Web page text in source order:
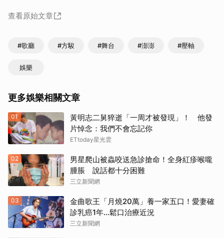
查看原始文章
#歌廳 #方駿 #舞台 #澎澎 #壓軸
娛樂
更多娛樂相關文章
01
黃明志二舅猝逝「一周才被發現」！ 他發
片悼念：我們不會忘記你
ETtoday星光雲
02
男星爬山被蟲咬送急診搶命！全身紅疹喉嚨
腫脹 說話都十分困難
三立新聞網
03
金曲歌王「月燒20萬」養一家五口！愛妻確
診乳癌1年…鬆口治療近況
三立新聞網